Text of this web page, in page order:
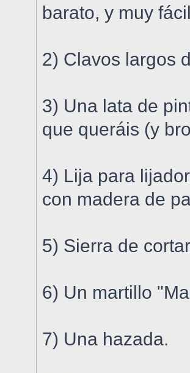
barato, y muy
2) Clavos largos
3) Una lata de
que queráis (y
4) Lija para
con madera de
5) Sierra de
6) Un martillo
7) Una hazada.